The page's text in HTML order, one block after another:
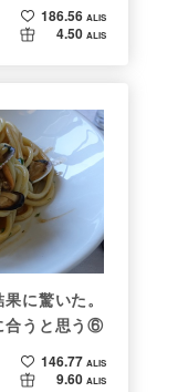
186.56 ALIS
4.50 ALIS
に驚いた。
合うと思う⑥
146.77 ALIS
9.60 ALIS